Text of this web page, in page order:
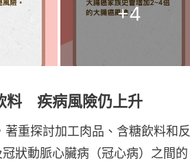
+4
料 疾病風險仍上升
重探討加工肉品、含糖飲料和反
狀動脈心臟病（冠心病）之間的